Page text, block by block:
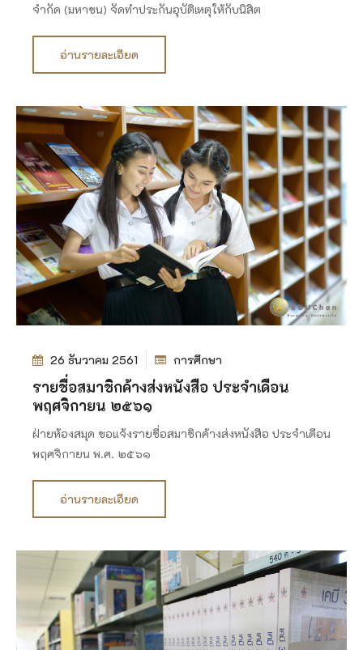
จำกัด (มหาชน) จัดทำประกันอุบัติเหตุให้กับนิสิต
อ่านรายละเอียด
26 ธันวาคม 2561 การศึกษา
รายชื่อสมาชิกค้างส่งหนังสือ ประจำเดือน
พฤศจิกายน ๒๕๖๑
ฝ่ายห้องสมุด ขอแจ้งรายชื่อสมาชิกค้างส่งหนังสือ ประจำเดือน
พฤศจิกายน พ.ศ. ๒๕๖๑
อ่านรายละเอียด